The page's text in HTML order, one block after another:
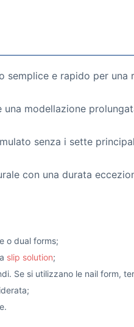
semplice e rapido per una
modellazione
senza i sette
con una durata
o dual forms;
slip solution;
Se si utilizzano le nail form,